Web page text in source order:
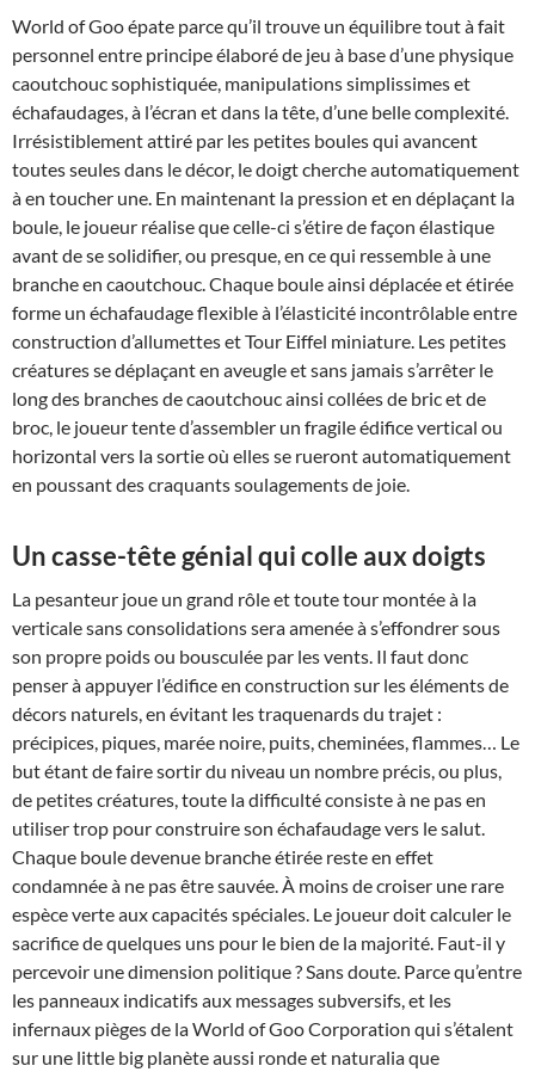
World of Goo épate parce qu’il trouve un équilibre tout à fait
personnel entre principe élaboré de jeu à base d’une physique
caoutchouc sophistiquée, manipulations simplissimes et
échafaudages, à l’écran et dans la tête, d’une belle complexité.
Irrésistiblement attiré par les petites boules qui avancent
toutes seules dans le décor, le doigt cherche automatiquement
à en toucher une. En maintenant la pression et en déplaçant la
boule, le joueur réalise que celle-ci s’étire de façon élastique
avant de se solidifier, ou presque, en ce qui ressemble à une
branche en caoutchouc. Chaque boule ainsi déplacée et étirée
forme un échafaudage flexible à l’élasticité incontrôlable entre
construction d’allumettes et Tour Eiffel miniature. Les petites
créatures se déplaçant en aveugle et sans jamais s’arrêter le
long des branches de caoutchouc ainsi collées de bric et de
broc, le joueur tente d’assembler un fragile édifice vertical ou
horizontal vers la sortie où elles se rueront automatiquement
en poussant des craquants soulagements de joie.
Un casse-tête génial qui colle aux doigts
La pesanteur joue un grand rôle et toute tour montée à la
verticale sans consolidations sera amenée à s’effondrer sous
son propre poids ou bousculée par les vents. Il faut donc
penser à appuyer l’édifice en construction sur les éléments de
décors naturels, en évitant les traquenards du trajet :
précipices, piques, marée noire, puits, cheminées, flammes… Le
but étant de faire sortir du niveau un nombre précis, ou plus,
de petites créatures, toute la difficulté consiste à ne pas en
utiliser trop pour construire son échafaudage vers le salut.
Chaque boule devenue branche étirée reste en effet
condamnée à ne pas être sauvée. À moins de croiser une rare
espèce verte aux capacités spéciales. Le joueur doit calculer le
sacrifice de quelques uns pour le bien de la majorité. Faut-il y
percevoir une dimension politique ? Sans doute. Parce qu’entre
les panneaux indicatifs aux messages subversifs, et les
infernaux pièges de la World of Goo Corporation qui s’étalent
sur une little big planète aussi ronde et naturalia que